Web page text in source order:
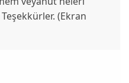
(Ekran